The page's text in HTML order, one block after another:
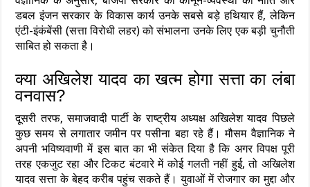
डबल इंजन सरकार के विकास कार्य उनके सबसे बड़े हथियार हैं, लेकिन
एंटी-इंकंबेंसी (सत्ता विरोधी लहर) को संभालना उनके लिए एक बड़ी चुनौती
साबित हो सकता है।
क्या अखिलेश यादव का खत्म होगा सत्ता का लंबा
वनवास?
दूसरी तरफ, समाजवादी पार्टी के राष्ट्रीय अध्यक्ष अखिलेश यादव पिछले
कुछ समय से लगातार जमीन पर पसीना बहा रहे हैं। मौसम वैज्ञानिक ने
अपनी भविष्यवाणी में इस बात का भी संकेत दिया है कि अगर विपक्ष पूरी
तरह एकजुट रहा और टिकट बंटवारे में कोई गलती नहीं हुई, तो अखिलेश
यादव सत्ता के बेहद करीब पहुंच सकते हैं। युवाओं में रोजगार का मुद्दा और